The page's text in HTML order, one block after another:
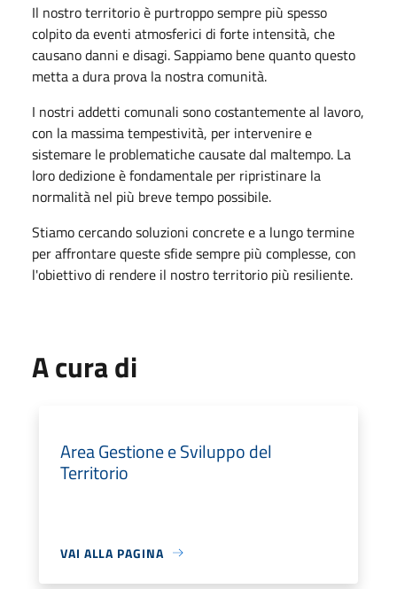
Il nostro territorio è purtroppo sempre più spesso
colpito da eventi atmosferici di forte intensità, che
causano danni e disagi. Sappiamo bene quanto questo
metta a dura prova la nostra comunità.
I nostri addetti comunali sono costantemente al lavoro,
con la massima tempestività, per intervenire e
sistemare le problematiche causate dal maltempo. La
loro dedizione è fondamentale per ripristinare la
normalità nel più breve tempo possibile.
Stiamo cercando soluzioni concrete e a lungo termine
per affrontare queste sfide sempre più complesse, con
l'obiettivo di rendere il nostro territorio più resiliente.
A cura di
Area Gestione e Sviluppo del
Territorio
VAI ALLA PAGINA